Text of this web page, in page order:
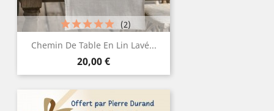
Chemin De Table En Lin Lavé...
Prix
20,00 €
(2)